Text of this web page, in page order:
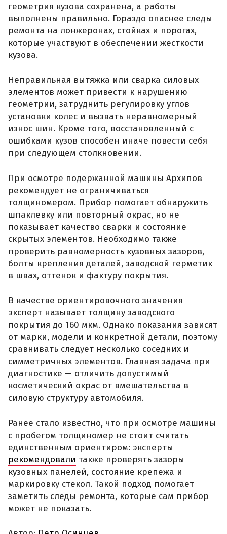
геометрия кузова сохранена, а работы
выполнены правильно. Гораздо опаснее следы
ремонта на лонжеронах, стойках и порогах,
которые участвуют в обеспечении жесткости
кузова.
Неправильная вытяжка или сварка силовых
элементов может привести к нарушению
геометрии, затруднить регулировку углов
установки колес и вызвать неравномерный
износ шин. Кроме того, восстановленный с
ошибками кузов способен иначе повести себя
при следующем столкновении.
При осмотре подержанной машины Архипов
рекомендует не ограничиваться
толщиномером. Прибор помогает обнаружить
шпаклевку или повторный окрас, но не
показывает качество сварки и состояние
скрытых элементов. Необходимо также
проверить равномерность кузовных зазоров,
болты крепления деталей, заводской герметик
в швах, оттенок и фактуру покрытия.
В качестве ориентировочного значения
эксперт называет толщину заводского
покрытия до 160 мкм. Однако показания зависят
от марки, модели и конкретной детали, поэтому
сравнивать следует несколько соседних и
симметричных элементов. Главная задача при
диагностике — отличить допустимый
косметический окрас от вмешательства в
силовую структуру автомобиля.
Ранее стало известно, что при осмотре машины
с пробегом толщиномер не стоит считать
единственным ориентиром: эксперты
рекомендовали также проверять зазоры
кузовных панелей, состояние крепежа и
маркировку стекол. Такой подход помогает
заметить следы ремонта, которые сам прибор
может не показать.